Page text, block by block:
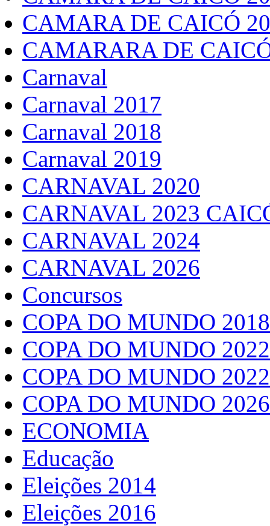
CAMARA DE CAICÓ
CAMARARA DE
Carnaval
Carnaval 2017
Carnaval 2018
Carnaval 2019
CARNAVAL 2020
CARNAVAL 2023
CARNAVAL 2024
CARNAVAL 2026
Concursos
COPA DO MUNDO 2018
COPA DO MUNDO 2022
COPA DO MUNDO
COPA DO MUNDO 2026
ECONOMIA
Educação
Eleições 2014
Eleições 2016